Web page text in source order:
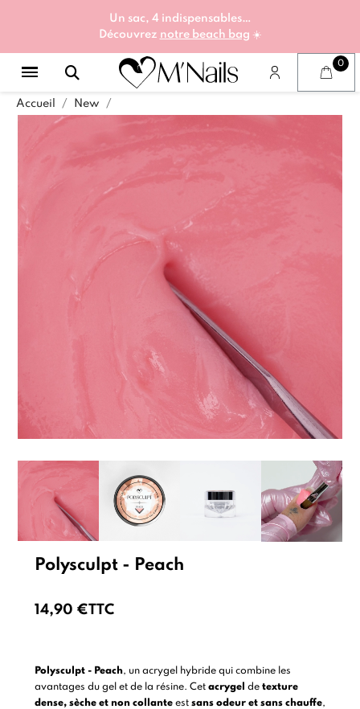
Un sac, 4 indispensables…
Découvrez notre beach bag ☀️
Accueil New
Polysculpt - Peach
14,90 €TTC
Polysculpt - Peach, un acrygel hybride qui combine les
avantages du gel et de la résine. Cet acrygel de texture
dense, sèche et non collanteest sans odeur et sans chauffe,